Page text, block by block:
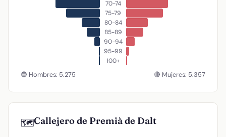
70-74
75-79
80-84
85-89
90-94
95-99
100+
🔵 Hombres: 5.275 🔴 Mujeres: 5.357
🗺️Callejero de Premià de Dalt